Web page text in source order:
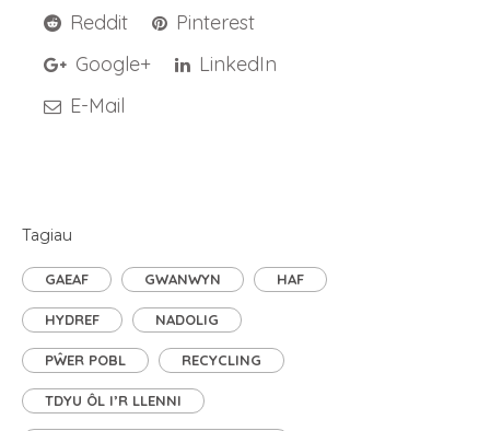
Reddit
Pinterest
Google+
LinkedIn
E-Mail
Tagiau
GAEAF GWANWYN HAF
HYDREF NADOLIG
PŴER POBL RECYCLING
TDYU ÔL I’R LLENNI